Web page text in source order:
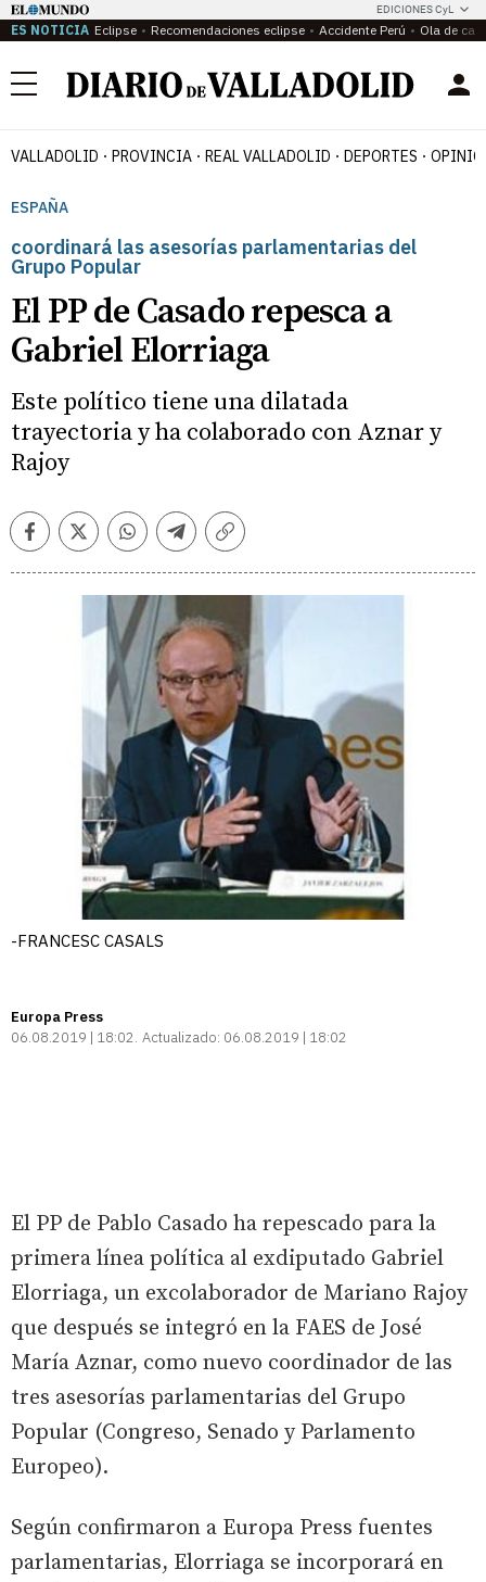
EDICIONES CyL
ES NOTICIA Eclipse Recomendaciones eclipse Accidente Perú Ola de
Menú
VALLADOLID PROVINCIA REAL VALLADOLID DEPORTES
ESPAÑA
coordinará las asesorías parlamentarias del
Grupo Popular
El PP de Casado repesca a
Gabriel Elorriaga
Este político tiene una dilatada
trayectoria y ha colaborado con Aznar y
Rajoy
FacebookTwitterWhatsappTelegramCopiar
-FRANCESC CASALS
Europa Press
06.08.2019 | 18:02 Actualizado: 06.08.2019 | 18:02
El PP de Pablo Casado ha repescado para la
primera línea política al exdiputado Gabriel
Elorriaga, un excolaborador de Mariano Rajoy
que después se integró en la FAES de José
María Aznar, como nuevo coordinador de las
tres asesorías parlamentarias del Grupo
Popular (Congreso, Senado y Parlamento
Europeo).
Según confirmaron a Europa Press fuentes
parlamentarias, Elorriaga se incorporará en